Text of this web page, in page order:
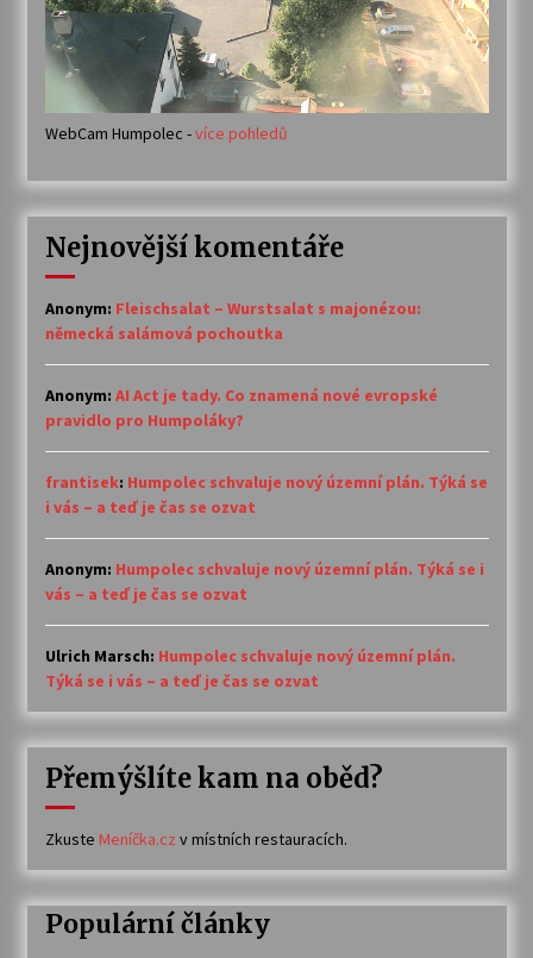
WebCam Humpolec -více pohledů
Nejnovější komentáře
Anonym: Fleischsalat – Wurstsalat s majonézou:
německá salámová pochoutka
Anonym: AI Act je tady. Co znamená nové evropské
pravidlo pro Humpoláky?
frantisek: Humpolec schvaluje nový územní plán. Týká se
i vás – a teď je čas se ozvat
Anonym: Humpolec schvaluje nový územní plán. Týká se i
vás – a teď je čas se ozvat
Ulrich Marsch: Humpolec schvaluje nový územní plán.
Týká se i vás – a teď je čas se ozvat
Přemýšlíte kam na oběd?
Zkuste Meníčka.cz v místních restauracích.
Populární články